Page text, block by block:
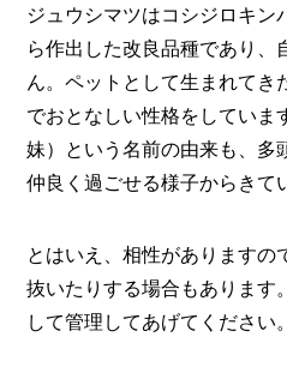
ジュウシマツはコシジロキン
ら作出した改良品種であり、
ん。ペットとして生まれてき
でおとなしい性格をしていま
妹）という名前の由来も、多
仲良く過ごせる様子からきて
とはいえ、相性がありますの
抜いたりする場合もあります
して管理してあげてください。